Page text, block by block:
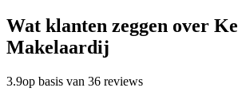
Wat klanten zeggen over
Makelaardij
3.9op basis van 36 reviews